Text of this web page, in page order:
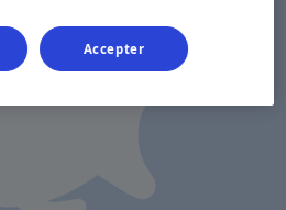
Accepter